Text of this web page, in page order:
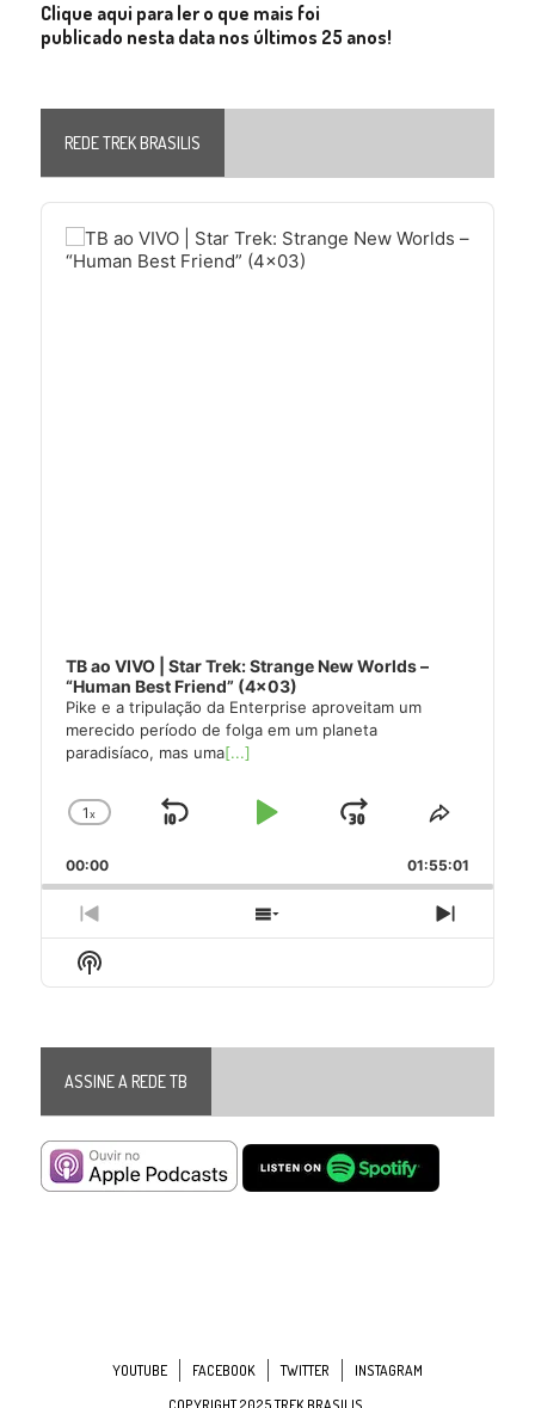
Clique aqui para ler o que mais foi
publicado nesta data nos últimos 25 anos!
REDE TREK BRASILIS
Audio
Player
TB ao VIVO | Star Trek: Strange New Worlds –
“Human Best Friend” (4×03)
Pike e a tripulação da Enterprise aproveitam um
merecido período de folga em um planeta
paradisíaco, mas uma[...]
Change
Rate
1x
Skip
Play
Jump
Forward
Share
Episode
00:00 01:55:01
Previous
Episode
Show
Episodes
Next
Episode
Show
Podcast
ASSINE A REDE TB
YOUTUBE FACEBOOK TWITTER
INSTAGRAM